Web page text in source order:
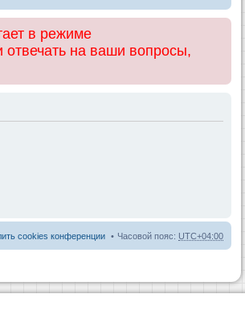
в режиме
на ваши вопросы,
Часовой пояс: UTC+04:00
cookies конференции